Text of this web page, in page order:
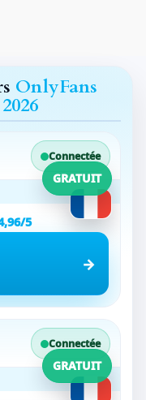
OnlyFans
Connectée
GRATUIT
5
Connectée
GRATUIT